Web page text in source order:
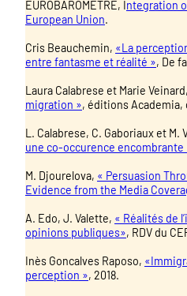
EUROBAROMETRE, Integration
European Union.
Cris Beauchemin, «La
entre fantasme et réalité », De
Laura Calabrese et Marie Veinard,
migration », éditions Academia,
L. Calabrese, C. Gaboriaux et M.
une co-occurence encombrante
M. Djourelova, « Persuasion
Evidence from the Media
A. Edo, J. Valette, « Réalités de
opinions publiques», RDV du
Inès Goncalves Raposo,
perception », 2018.